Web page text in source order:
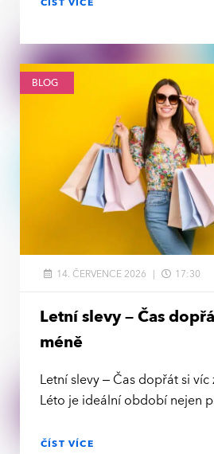
ČÍST VÍCE
BLOG
Letní slevy – Čas
méně
Letní slevy – Čas dopřát si víc
Léto je ideální období nejen
ČÍST VÍCE
14. ČERVENCE 2026 17:30